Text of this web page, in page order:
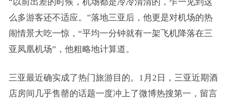
么多游客还不适应。”落地三亚后，他更是对机场的热
闹情景大吃一惊，“平均一分钟就有一架飞机降落在三
亚凤凰机场”，他粗略地计算道。
三亚最近确实成了热门旅游目的。1月2日，三亚近期酒
店房间几乎售罄的话题一度冲上了微博热搜第一，留言